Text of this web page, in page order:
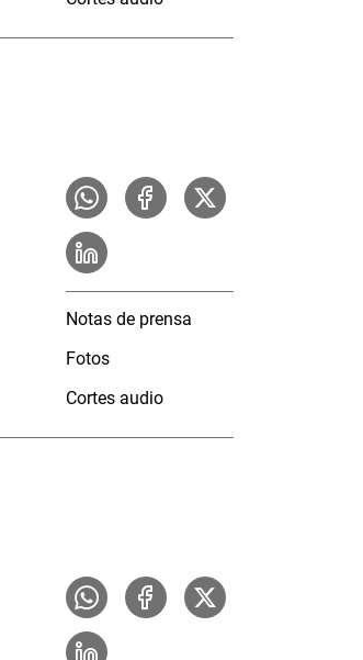
Notas de prensa
Fotos
Cortes audio